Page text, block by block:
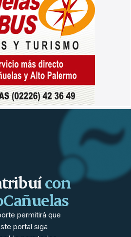
con
permitirá que
portal siga